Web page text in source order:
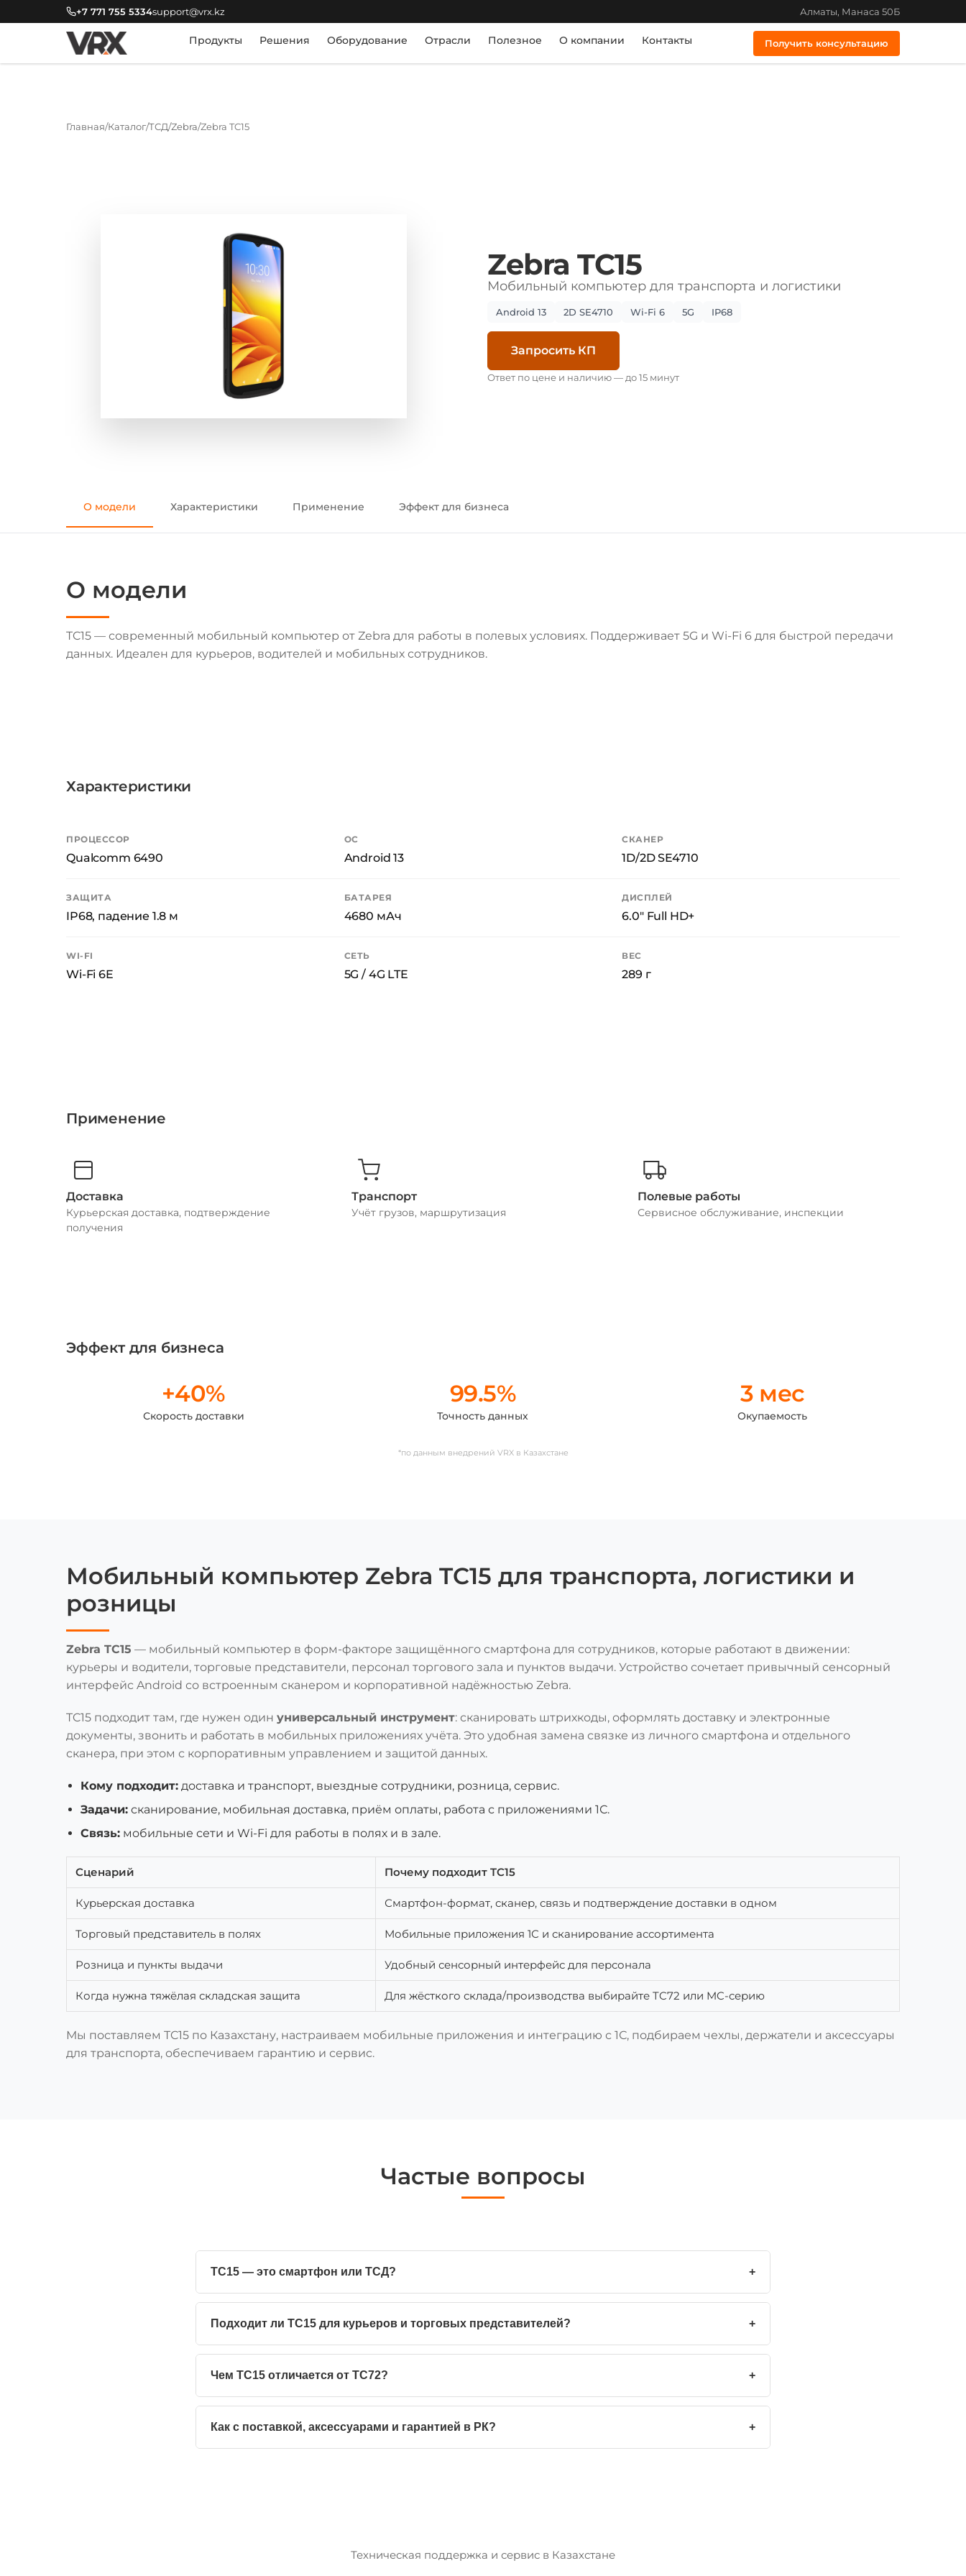
+7 771 755 5334support@vrx.kz Алматы, Манаса 50Б
Продукты Решения Оборудование Отрасли Полезное О компании Контакты Получить консультацию
Главная Каталог ТСД Zebra Zebra TC15
Zebra TC15
Мобильный компьютер для транспорта и логистики
Android 13 2D SE4710 Wi-Fi 6 5G IP68
Запросить КП
Ответ по цене и наличию — до 15 минут
О модели Характеристики Применение Эффект для бизнеса
О модели
TC15 — современный мобильный компьютер от Zebra для работы в полевых условиях. Поддерживает 5G и Wi-Fi 6 для быстрой передачи
данных. Идеален для курьеров, водителей и мобильных сотрудников.
Характеристики
ПРОЦЕССОР
Qualcomm 6490
ОС
Android 13
СКАНЕР
1D/2D SE4710
ЗАЩИТА
IP68, падение 1.8 м
БАТАРЕЯ
4680 мАч
ДИСПЛЕЙ
6.0" Full HD+
WI-FI
Wi-Fi 6E
СЕТЬ
5G / 4G LTE
ВЕС
289 г
Применение
Доставка
Курьерская доставка, подтверждение
получения
Транспорт
Учёт грузов, маршрутизация
Полевые работы
Сервисное обслуживание, инспекции
Эффект для бизнеса
+40%
Скорость доставки
99.5%
Точность данных
3 мес
Окупаемость
*по данным внедрений VRX в Казахстане
Мобильный компьютер Zebra TC15 для транспорта, логистики и
розницы
Zebra TC15 — мобильный компьютер в форм-факторе защищённого смартфона для сотрудников, которые работают в движении:
курьеры и водители, торговые представители, персонал торгового зала и пунктов выдачи. Устройство сочетает привычный сенсорный
интерфейс Android со встроенным сканером и корпоративной надёжностью Zebra.
TC15 подходит там, где нужен один универсальный инструмент: сканировать штрихкоды, оформлять доставку и электронные
документы, звонить и работать в мобильных приложениях учёта. Это удобная замена связке из личного смартфона и отдельного
сканера, при этом с корпоративным управлением и защитой данных.
Кому подходит: доставка и транспорт, выездные сотрудники, розница, сервис.
Задачи: сканирование, мобильная доставка, приём оплаты, работа с приложениями 1С.
Связь: мобильные сети и Wi-Fi для работы в полях и в зале.
Сценарий Почему подходит TC15
Курьерская доставка Смартфон-формат, сканер, связь и подтверждение доставки в одном
Торговый представитель в полях Мобильные приложения 1С и сканирование ассортимента
Розница и пункты выдачи Удобный сенсорный интерфейс для персонала
Когда нужна тяжёлая складская защита Для жёсткого склада/производства выбирайте TC72 или MC-серию
Мы поставляем TC15 по Казахстану, настраиваем мобильные приложения и интеграцию с 1С, подбираем чехлы, держатели и аксессуары
для транспорта, обеспечиваем гарантию и сервис.
Частые вопросы
TC15 — это смартфон или ТСД? +
Подходит ли TC15 для курьеров и торговых представителей? +
Чем TC15 отличается от TC72? +
Как с поставкой, аксессуарами и гарантией в РК? +
Техническая поддержка и сервис в Казахстане